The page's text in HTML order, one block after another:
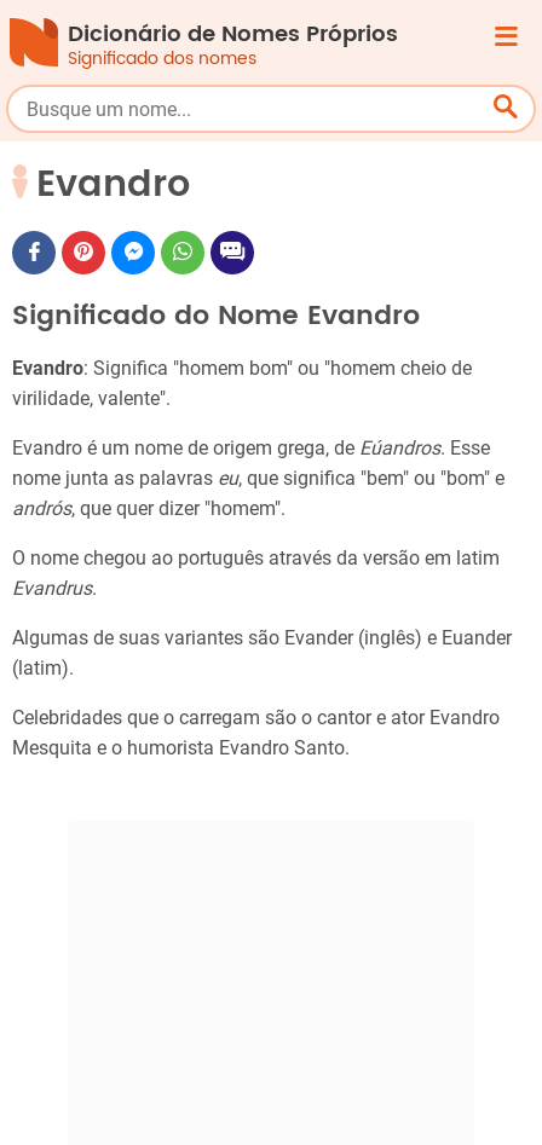
Dicionário de Nomes Próprios
Significado dos nomes
Evandro
Significado do Nome Evandro
Evandro: Significa "homem bom" ou "homem cheio de
virilidade, valente".
Evandro é um nome de origem grega, de Eúandros. Esse
nome junta as palavras eu, que significa "bem" ou "bom" e
andrós, que quer dizer "homem".
O nome chegou ao português através da versão em latim
Evandrus.
Algumas de suas variantes são Evander (inglês) e Euander
(latim).
Celebridades que o carregam são o cantor e ator Evandro
Mesquita e o humorista Evandro Santo.